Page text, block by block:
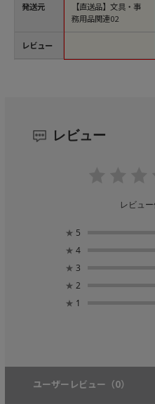
発送元
レビュー
【直送品】文具・事
務用品関連02
レビュー
レビュ
★ 5
★ 4
★ 3
★ 2
★ 1
ユーザーレビュー （0）